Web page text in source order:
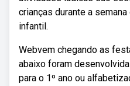
crianças durante a
infantil.
Webvem chegando as
abaixo foram
para o 1º ano ou